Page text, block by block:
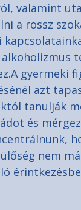
valamint
a rossz
gyermeki
azt
tanulják
és
nem